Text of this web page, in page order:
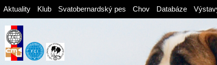
Aktuality Klub Svatobernardský pes Chov Databáze